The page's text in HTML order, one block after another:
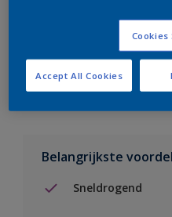
Voeg
Zie kleur in de
Belangrijkste
Sneldrogend
Accept All Cookies